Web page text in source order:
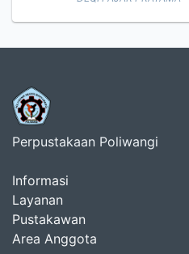
Perpustakaan Poliwangi
Informasi
Layanan
Pustakawan
Area Anggota